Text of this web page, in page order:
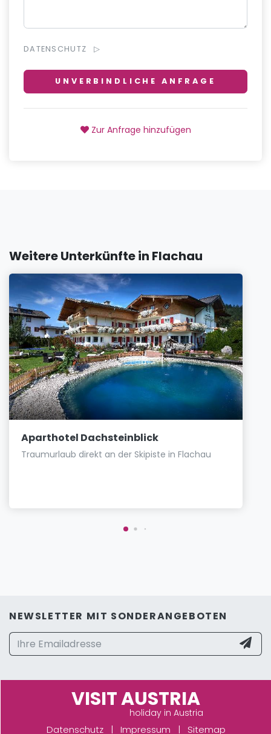
DATENSCHUTZ
UNVERBINDLICHE ANFRAGE
Zur Anfrage hinzufügen
Weitere Unterkünfte in Flachau
Aparthotel Dachsteinblick
Traumurlaub direkt an der Skipiste in Flachau
NEWSLETTER MIT SONDERANGEBOTEN
VISIT AUSTRIA
holiday in Austria
Datenschutz | Impressum | Sitemap